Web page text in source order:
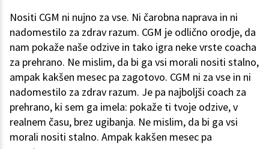
Nositi CGM ni nujno za vse. Ni čarobna naprava in ni
nadomestilo za zdrav razum. CGM je odlično orodje, da
nam pokaže naše odzive in tako igra neke vrste coacha
za prehrano. Ne mislim, da bi ga vsi morali nositi stalno,
ampak kakšen mesec pa zagotovo. CGM ni za vse in ni
nadomestilo za zdrav razum. Je pa najboljši coach za
prehrano, ki sem ga imela: pokaže ti tvoje odzive, v
realnem času, brez ugibanja. Ne mislim, da bi ga vsi
morali nositi stalno. Ampak kakšen mesec pa